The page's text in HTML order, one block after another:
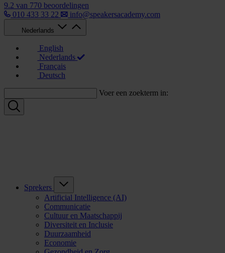
9.2 van 770 beoordelingen
010 433 33 22
info@speakersacademy.com
Nederlands
English
Nederlands
Français
Deutsch
Voer een zoekterm in:
Sprekers
Artificial Intelligence (AI)
Communicatie
Cultuur en Maatschappij
Diversiteit en Inclusie
Duurzaamheid
Economie